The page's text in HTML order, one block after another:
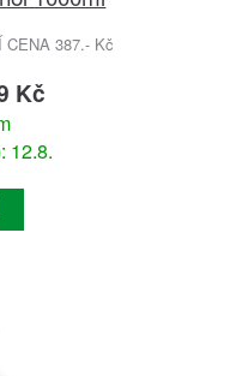
CENA 387.- Kč
Kč
12.8.